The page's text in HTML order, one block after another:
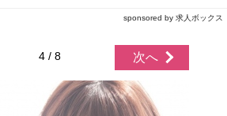
sponsored by 求人ボックス
4 / 8 次へ